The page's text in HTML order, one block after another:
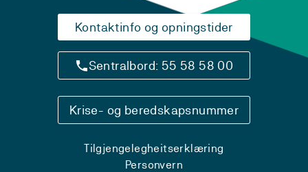
Kontaktinfo og opningstider
Sentralbord: 55 58 58 00
Krise- og beredskapsnummer
Tilgjengelegheitserklæring
Personvern